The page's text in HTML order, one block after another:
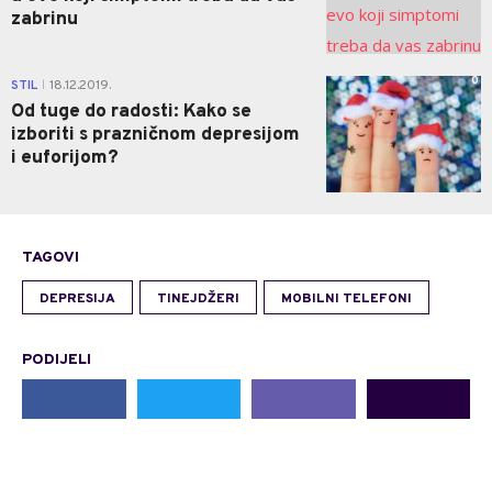
zabrinu
STIL 18.12.2019.
Od tuge do radosti: Kako se
izboriti s prazničnom depresijom
i euforijom?
0
TAGOVI
DEPRESIJA TINEJDŽERI MOBILNI TELEFONI
PODIJELI